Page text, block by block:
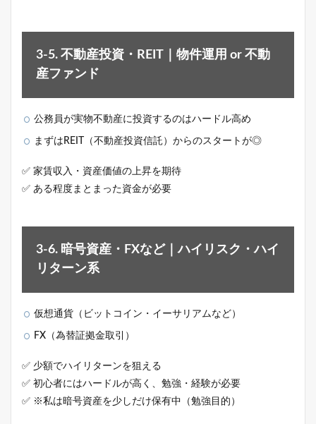
3-5. 不動産投資・REIT｜物件運用 or 不動
産ファンド
公務員が実物不動産に投資するのはハードル高め
まずはREIT（不動産投資信託）からのスタートが◎
✅ 家賃収入・資産価値の上昇を期待
✅ ある程度まとまった資金が必要
3-6. 暗号資産・FXなど｜ハイリスク・ハイ
リターン系
仮想通貨（ビットコイン・イーサリアムなど）
FX（為替証拠金取引）
✅ 少額でハイリターンを狙える
✅ 初心者にはハードルが高く、勉強・経験が必要
✅ ※私は暗号資産を少しだけ保有中（勉強目的）